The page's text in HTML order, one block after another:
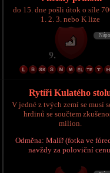
do 15. dne pošli útok o síle
1. 2. 3. nebo K lize
Rytíři Kulatého
V jedné z tvých zemí se musí
hrdinů se součtem
milion.
Odměna: Malíř (fotka ve
navždy za poloviční